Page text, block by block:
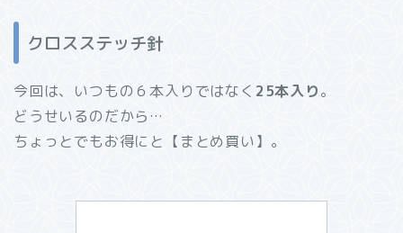
クロスステッチ針
今回は、いつもの６本入りではなく 25本入り。
どうせいるのだから…
ちょっとでもお得にと【まとめ買い】。